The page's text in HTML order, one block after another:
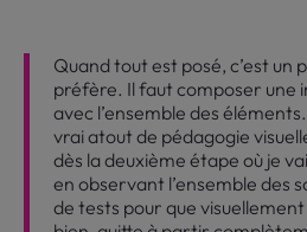
Quand tout est posé, c’est un
préfère. Il faut composer une
avec l’ensemble des
vrai atout de pédagogie
dès la deuxième étape où je
en observant l’ensemble des
de tests pour que